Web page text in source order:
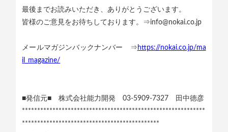
最後までお読みいただき、ありがとうございます。
皆様のご意見をお待ちしております。⇒info@nokai.co.jp
メールマガジンバックナンバー ⇒ https://nokai.co.jp/ma
il_magazine/
■発信元■ 株式会社能力開発 03-5909-7327 田中徳彦
************************************************************
*********************************************